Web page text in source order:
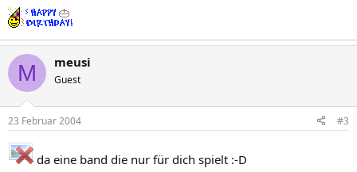
M meusi
Guest
23 Februar 2004 #3
da eine band die nur für dich spielt :-D